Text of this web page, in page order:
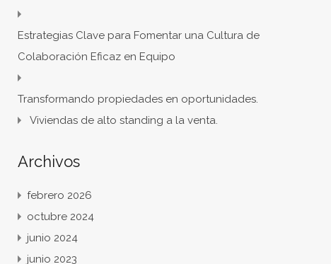
Estrategias Clave para Fomentar una Cultura de
Colaboración Eficaz en Equipo
Transformando propiedades en oportunidades.
Viviendas de alto standing a la venta.
Archivos
febrero 2026
octubre 2024
junio 2024
junio 2023